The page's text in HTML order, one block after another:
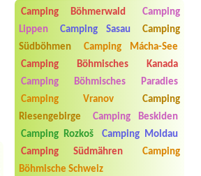
středisko Butov
Bungalow Nummer 40.
Termin ab 2026-08-04 |
Camping
Olšina - Lipno
1 místo pro stan u vody pro dvě osoby
Termin ab 2026-07-31 |Tábořiště
HOGAN u Šabiny
let
Termin ab 2026-07-24 | Camping
Baldovec
2L chatka - 2 dospělí + pes
Camping Böhmerwald
Camping
Lippen
Camping Sasau
Camping
Südböhmen
Camping Mácha-See
Camping Böhmisches Kanada
Camping Böhmisches Paradies
Camping Vranov
Camping
Riesengebirge
Camping Beskiden
Camping Rozkoš
Camping Moldau
Camping Südmähren
Camping
Böhmische Schweiz